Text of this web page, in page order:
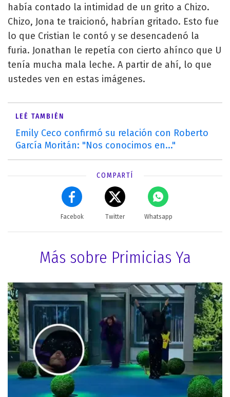
había contado la intimidad de un grito a Chizo.
Chizo, Jona te traicionó, habrían gritado. Esto fue
lo que Cristian le contó y se desencadenó la
furia. Jonathan le repetía con cierto ahínco que U
tenía mucha mala leche. A partir de ahí, lo que
ustedes ven en estas imágenes.
LEÉ TAMBIÉN
Emily Ceco confirmó su relación con Roberto
García Moritán: "Nos conocimos en..."
COMPARTÍ
Facebok Twitter Whatsapp
Más sobre Primicias Ya